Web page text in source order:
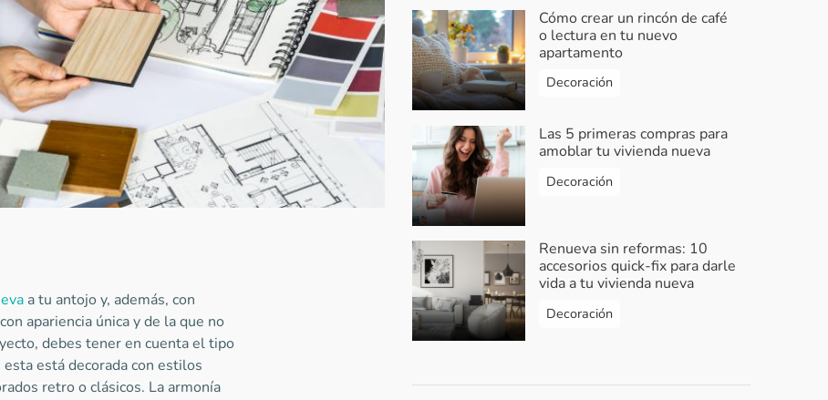
a tu antojo y, además, con
apariencia única y de la que no
debes tener en cuenta el tipo
está decorada con estilos
retro o clásicos. La armonía
Cómo crear un rincón de café
o lectura en tu nuevo
apartamento
Decoración
Las 5 primeras compras para
amoblar tu vivienda nueva
Decoración
Renueva sin reformas: 10
accesorios quick-fix para darle
vida a tu vivienda nueva
Decoración